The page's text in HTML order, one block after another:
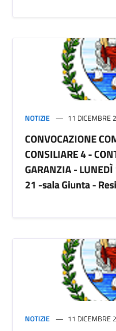
NOTIZIE 11 DICEMBRE
CONVOCAZIONE
CONSILIARE 4 -
GARANZIA -
21 -sala Giunta -
NOTIZIE 11 DICEMBRE